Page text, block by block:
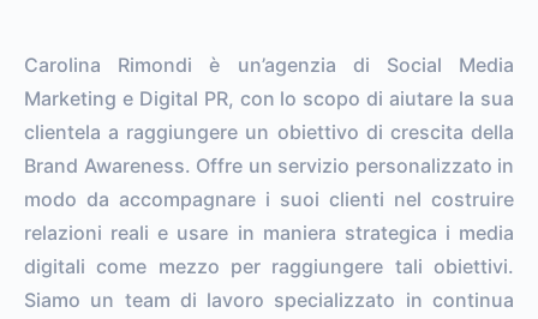
Carolina Rimondi è un’agenzia di Social Media
Marketing e Digital PR, con lo scopo di aiutare la sua
clientela a raggiungere un obiettivo di crescita della
Brand Awareness. Offre un servizio personalizzato in
modo da accompagnare i suoi clienti nel costruire
relazioni reali e usare in maniera strategica i media
digitali come mezzo per raggiungere tali obiettivi.
Siamo un team di lavoro specializzato in continua